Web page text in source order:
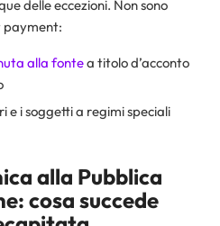
delle eccezioni. Non sono
payment:
alla fontea titolo d’acconto
e i soggetti a regimi speciali
alla Pubblica
cosa succede